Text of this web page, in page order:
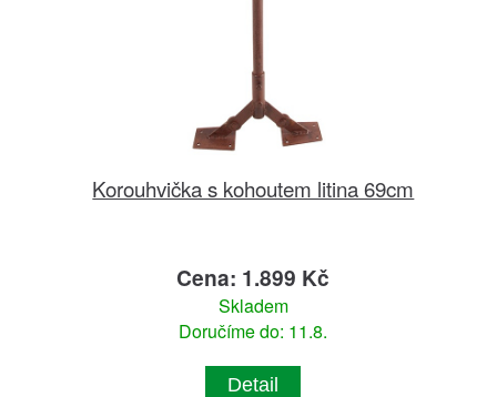
Korouhvička s kohoutem litina 69cm
Cena: 1.899 Kč
Skladem
Doručíme do: 11.8.
Detail